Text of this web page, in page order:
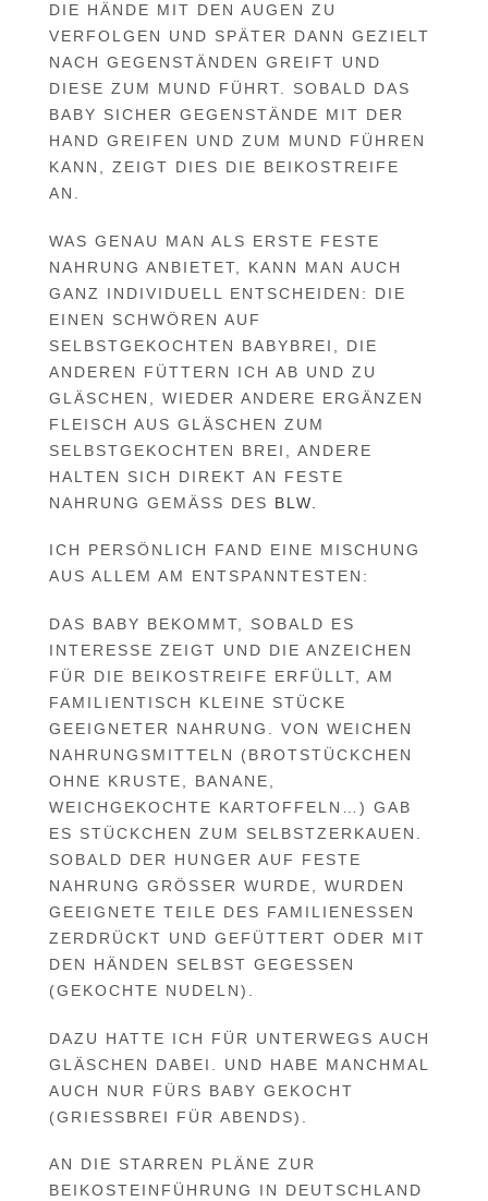
DIE HÄNDE MIT DEN AUGEN ZU
VERFOLGEN UND SPÄTER DANN GEZIELT
NACH GEGENSTÄNDEN GREIFT UND
DIESE ZUM MUND FÜHRT. SOBALD DAS
BABY SICHER GEGENSTÄNDE MIT DER
HAND GREIFEN UND ZUM MUND FÜHREN
KANN, ZEIGT DIES DIE BEIKOSTREIFE
AN.
WAS GENAU MAN ALS ERSTE FESTE
NAHRUNG ANBIETET, KANN MAN AUCH
GANZ INDIVIDUELL ENTSCHEIDEN: DIE
EINEN SCHWÖREN AUF
SELBSTGEKOCHTEN BABYBREI, DIE
ANDEREN FÜTTERN ICH AB UND ZU
GLÄSCHEN, WIEDER ANDERE ERGÄNZEN
FLEISCH AUS GLÄSCHEN ZUM
SELBSTGEKOCHTEN BREI, ANDERE
HALTEN SICH DIREKT AN FESTE
NAHRUNG GEMÄSS DES BLW.
ICH PERSÖNLICH FAND EINE MISCHUNG
AUS ALLEM AM ENTSPANNTESTEN:
DAS BABY BEKOMMT, SOBALD ES
INTERESSE ZEIGT UND DIE ANZEICHEN
FÜR DIE BEIKOSTREIFE ERFÜLLT, AM
FAMILIENTISCH KLEINE STÜCKE
GEEIGNETER NAHRUNG. VON WEICHEN
NAHRUNGSMITTELN (BROTSTÜCKCHEN
OHNE KRUSTE, BANANE,
WEICHGEKOCHTE KARTOFFELN…) GAB
ES STÜCKCHEN ZUM SELBSTZERKAUEN.
SOBALD DER HUNGER AUF FESTE
NAHRUNG GRÖSSER WURDE, WURDEN G
EEIGNETE TEILE DES FAMILIENESSEN Z
ERDRÜCKT UND GEFÜTTERT ODER MIT D
EN HÄNDEN SELBST GEGESSEN (
GEKOCHTE NUDELN).
DAZU HATTE ICH FÜR UNTERWEGS AUCH
GLÄSCHEN DABEI. UND HABE MANCHMAL
AUCH NUR FÜRS BABY GEKOCHT
(GRIESSBREI FÜR ABENDS).
AN DIE STARREN PLÄNE ZUR
BEIKOSTEINFÜHRUNG IN DEUTSCHLAND